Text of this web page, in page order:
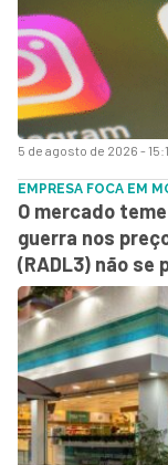
5 de agosto de 2026 -
EMPRESA FOCA EM
O mercado
guerra nos
(RADL3) não